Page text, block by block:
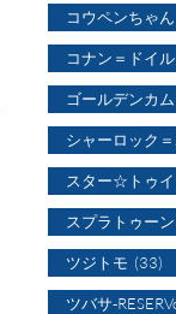
コウペンちゃん
コナン＝ドイル
ゴールデンカ
シャーロック
スター☆トゥ
スプラトゥー
ツジトモ (33)
ツバサ-